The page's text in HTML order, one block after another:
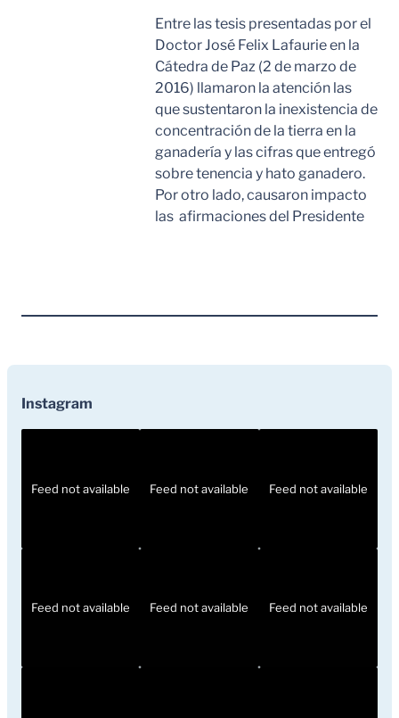
Entre las tesis presentadas por el
Doctor José Felix Lafaurie en la
Cátedra de Paz (2 de marzo de
2016) llamaron la atención las
que sustentaron la inexistencia de
concentración de la tierra en la
ganadería y las cifras que entregó
sobre tenencia y hato ganadero.
Por otro lado, causaron impacto
las afirmaciones del Presidente
Instagram
Feed not available Feed not available Feed not available
Feed not available Feed not available Feed not available